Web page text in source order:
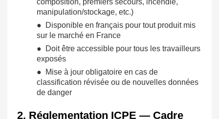
composition, premiers secours, incendie,
manipulation/stockage, etc.)
● Disponible en français pour tout produit mis
sur le marché en France
● Doit être accessible pour tous les travailleurs
exposés
● Mise à jour obligatoire en cas de
classification révisée ou de nouvelles données
de danger
2. Réglementation ICPE — Cadre